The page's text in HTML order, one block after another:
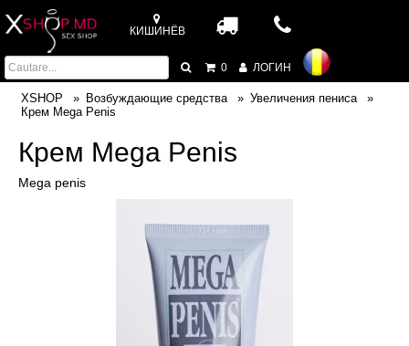
КИШИНЁВ
0 ЛОГИН
XSHOP Возбуждающие средства
Увеличения пениса
Крем Mega Penis
Крем Mega Penis
Mega penis